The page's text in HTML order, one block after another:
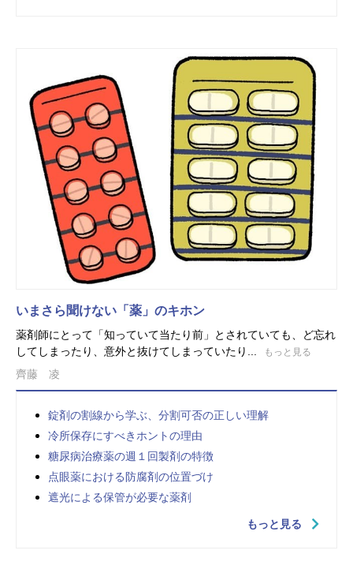
いまさら聞けない「薬」のキホン
薬剤師にとって「知っていて当たり前」とされていても、ど忘れ
してしまったり、意外と抜けてしまっていたり...
もっと見る
齊藤 凌
錠剤の割線から学ぶ、分割可否の正しい理解
冷所保存にすべきホントの理由
糖尿病治療薬の週１回製剤の特徴
点眼薬における防腐剤の位置づけ
遮光による保管が必要な薬剤
もっと見る